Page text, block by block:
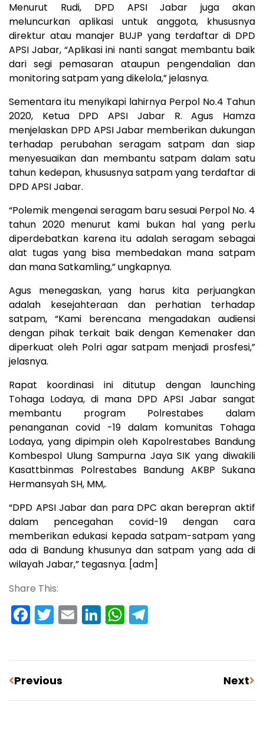
Menurut Rudi, DPD APSI Jabar juga akan
meluncurkan aplikasi untuk anggota, khususnya
direktur atau manajer BUJP yang terdaftar di DPD
APSI Jabar, “Aplikasi ini nanti sangat membantu baik
dari segi pemasaran ataupun pengendalian dan
monitoring satpam yang dikelola,” jelasnya.
Sementara itu menyikapi lahirnya Perpol No.4 Tahun
2020, Ketua DPD APSI Jabar R. Agus Hamza
menjelaskan DPD APSI Jabar memberikan dukungan
terhadap perubahan seragam satpam dan siap
menyesuaikan dan membantu satpam dalam satu
tahun kedepan, khususnya satpam yang terdaftar di
DPD APSI Jabar.
“Polemik mengenai seragam baru sesuai Perpol No. 4
tahun 2020 menurut kami bukan hal yang perlu
diperdebatkan karena itu adalah seragam sebagai
alat tugas yang bisa membedakan mana satpam
dan mana Satkamling,” ungkapnya.
Agus menegaskan, yang harus kita perjuangkan
adalah kesejahteraan dan perhatian terhadap
satpam, “Kami berencana mengadakan audiensi
dengan pihak terkait baik dengan Kemenaker dan
diperkuat oleh Polri agar satpam menjadi prosfesi,”
jelasnya.
Rapat koordinasi ini ditutup dengan launching
Tohaga Lodaya, di mana DPD APSI Jabar sangat
membantu program Polrestabes dalam
penanganan covid -19 dalam komunitas Tohaga
Lodaya, yang dipimpin oleh Kapolrestabes Bandung
Kombespol Ulung Sampurna Jaya SIK yang diwakili
Kasattbinmas Polrestabes Bandung AKBP Sukana
Hermansyah SH, MM,.
“DPD APSI Jabar dan para DPC akan berepran aktif
dalam pencegahan covid-19 dengan cara
memberikan edukasi kepada satpam-satpam yang
ada di Bandung khusunya dan satpam yang ada di
wilayah Jabar,” tegasnya. [adm]
Share This:
Facebook
Twitter
EmailLinkedIn
WhatsApp
Previous Next